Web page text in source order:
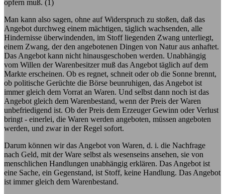
opfern muß. (1)
Man kann also sagen, ohne auf Widerspruch zu stoßen, daß das
Angebot durchweg einem mächtigen, täglich wachsenden, alle
Hindernisse überwindenden, im Stoff liegenden Zwang unterliegt,
einem Zwang, der den angebotenen Dingen von Natur aus anhaftet.
Das Angebot kann nicht hinausgeschoben werden. Unabhängig
vom Willen der Warenbesitzer muß das Angebot täglich auf dem
Markte erscheinen. Ob es regnet, schneit oder ob die Sonne brennt,
ob politische Gerüchte die Börse beunruhigen, das Angebot ist
immer gleich dem Vorrat an Waren. Und selbst dann noch ist das
Angebot gleich dem Warenbestand, wenn der Preis der Waren
unbefriedigend ist. Ob der Preis dem Erzeuger Gewinn oder Verlust
bringt - einerlei, die Waren werden angeboten, müssen angeboten
werden, und zwar in der Regel sofort.
Darum können wir das Angebot von Waren, d. i. die Nachfrage
nach Geld, mit der Ware selbst als wesenseins ansehen, sie von
menschlichen Handlungen unabhängig erklären. Das Angebot ist
eine Sache, ein Gegenstand, ist Stoff, keine Handlung. Das Angebot
ist immer gleich dem Warenbestand.